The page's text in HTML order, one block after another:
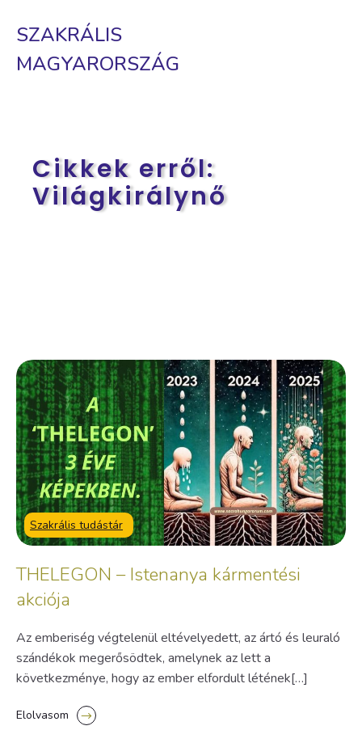
SZAKRÁLIS
MAGYARORSZÁG
Cikkek erről:
Világkirálynő
Szakrális tudástár
THELEGON – Istenanya kármentési
akciója
Az emberiség végtelenül eltévelyedett, az ártó és leuraló
szándékok megerősödtek, amelynek az lett a
következménye, hogy az ember elfordult létének[…]
Elolvasom